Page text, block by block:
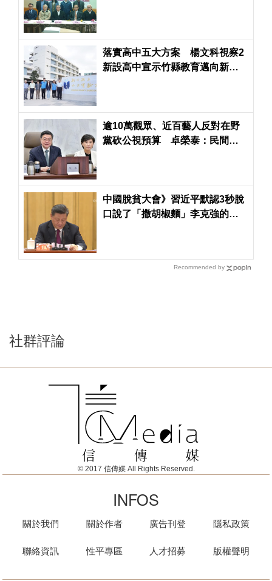
落實高中五大方案 楊文科視察2
新設高中宣示竹縣教育邁向新篇
逾10萬觀眾、近百藝人反對在野
黨砍公視預算 卓榮泰：民間希
中國脫貧大會》習近平默認3秒脫
口說了「撒胡椒麵」李克強的一
Recommended by
社群評論
© 2017 信傳媒 All Rights Reserved.
INFOS
關於我們
聯絡資訊
關於作者
性平專區
廣告刊登
人才招募
隱私政策
版權聲明